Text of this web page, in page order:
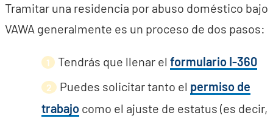
Tramitar una residencia por abuso doméstico bajo
VAWA generalmente es un proceso de dos pasos:
Tendrás que llenar el formulario I-360
Puedes solicitar tanto el permiso de
trabajo como el ajuste de estatus (es decir,